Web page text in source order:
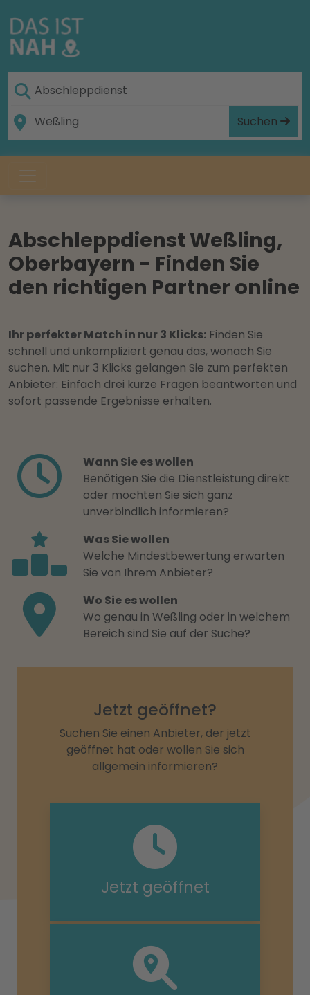
Suchen
Abschleppdienst Weßling,
Oberbayern - Finden Sie
den richtigen Partner online
Ihr perfekter Match in nur 3 Klicks: Finden Sie
schnell und unkompliziert genau das, wonach Sie
suchen. Mit nur 3 Klicks gelangen Sie zum perfekten
Anbieter: Einfach drei kurze Fragen beantworten und
sofort passende Ergebnisse erhalten.
Wann Sie es wollen
Benötigen Sie die Dienstleistung direkt
oder möchten Sie sich ganz
unverbindlich informieren?
Was Sie wollen
Welche Mindestbewertung erwarten
Sie von Ihrem Anbieter?
Wo Sie es wollen
Wo genau in Weßling oder in welchem
Bereich sind Sie auf der Suche?
Jetzt geöffnet?
Suchen Sie einen Anbieter, der jetzt
geöffnet hat oder wollen Sie sich
allgemein informieren?
Jetzt geöffnet